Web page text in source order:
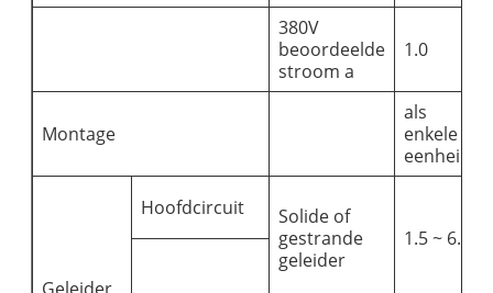
380V
beoordeelde
stroom a
1.0
Montage
als
enkele
eenheid
Hoofdcircuit
Solide of
gestrande
geleider
1.5 ~ 6.0